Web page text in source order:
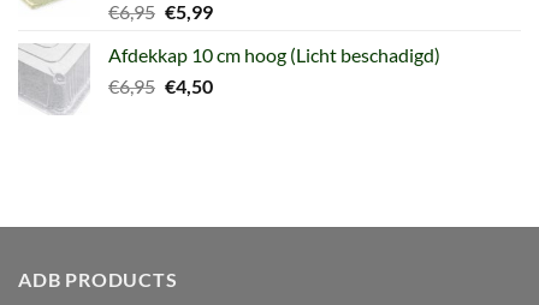
€6,95 Oorspronkelijke
was:
€6,95.
€5,99Huidige
is:
€5,99.
Afdekkap 10 cm hoog (Licht beschadigd)
€6,95 Oorspronkelijke
€4,50Huidige
ADB PRODUCTS